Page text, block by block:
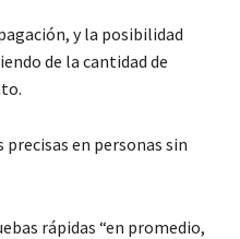
y la posibilidad
de la cantidad de
precisas en personas sin
rápidas “en promedio,